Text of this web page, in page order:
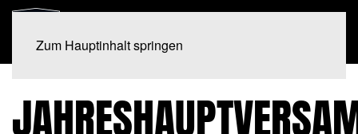
Zum Hauptinhalt springen